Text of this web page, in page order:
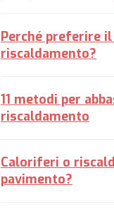
Perché preferire il
riscaldamento?
11 metodi per
riscaldamento
Caloriferi o
pavimento?